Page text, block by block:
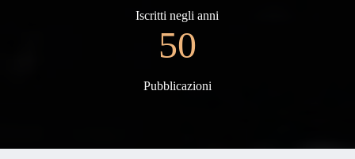
Iscritti negli anni
50
Pubblicazioni